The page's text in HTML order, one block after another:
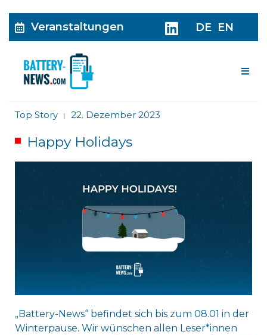
Veranstaltungen DE EN
Top Story | 22. Dezember 2023
Happy Holidays
„Battery-News“ befindet sich bis zum 08.01 in der
Winterpause. Wir wünschen allen Leser*innen